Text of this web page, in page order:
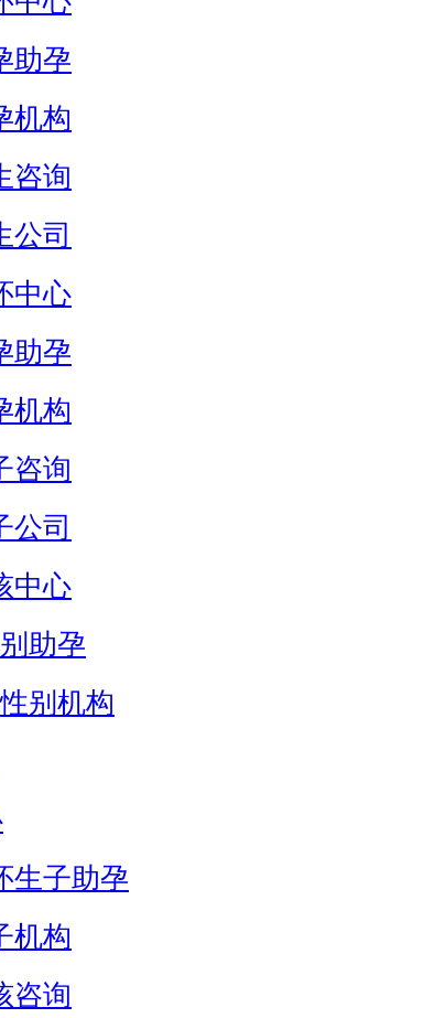
助孕
机构
咨询
公司
中心
助孕
机构
咨询
公司
中心
助孕
别机构
生子助孕
机构
咨询